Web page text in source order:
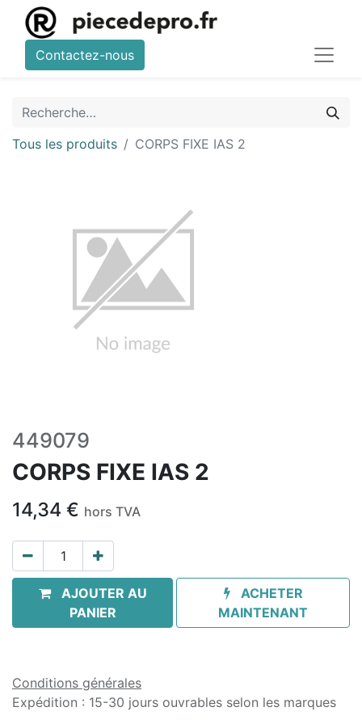
Contactez-nous
Tous les produits CORPS FIXE IAS 2
449079
CORPS FIXE IAS 2
14,34 € hors TVA
AJOUTER AU
PANIER
ACHETER
MAINTENANT
Conditions générales
Expédition : 15-30 jours ouvrables selon les marques